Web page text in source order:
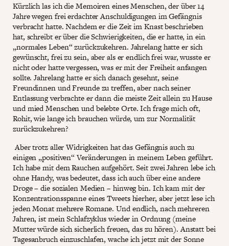
Kürzlich las ich die Memoiren eines Menschen, der über 14
Jahre wegen frei erdachter Anschuldigungen im Gefängnis
verbracht hatte. Nachdem er die Zeit im Knast beschrieben
hat, schreibt er über die Schwierigkeiten, die er hatte, in ein
„normales Leben“ zurückzukehren. Jahrelang hatte er sich
gewünscht, frei zu sein, aber als er endlich frei war, wusste er
nicht oder hatte vergessen, was er mit der Freiheit anfangen
sollte. Jahrelang hatte er sich danach gesehnt, seine
Freundinnen und Freunde zu treffen, aber nach seiner
Entlassung verbrachte er dann die meiste Zeit allein zu Hause
und mied Menschen und belebte Orte. Ich frage mich oft,
Rohit, wie lange ich brauchen würde, um zur Normalität
zurückzukehren?
Aber trotz aller Widrigkeiten hat das Gefängnis auch zu
einigen „positiven“ Veränderungen in meinem Leben geführt.
Ich habe mit dem Rauchen aufgehört. Seit zwei Jahren lebe ich
ohne Handy, was bedeutet, dass ich auch über eine andere
Droge – die sozialen Medien – hinweg bin. Ich kam mit der
Konzentrationsspanne eines Tweets hierher, aber jetzt lese ich
jeden Monat mehrere Romane. Und endlich, nach mehreren
Jahren, ist mein Schlafzyklus wieder in Ordnung (meine
Mutter würde sich sicherlich freuen, das zu hören). Anstatt bei
Tagesanbruch einzuschlafen, wache ich jetzt mit der Sonne